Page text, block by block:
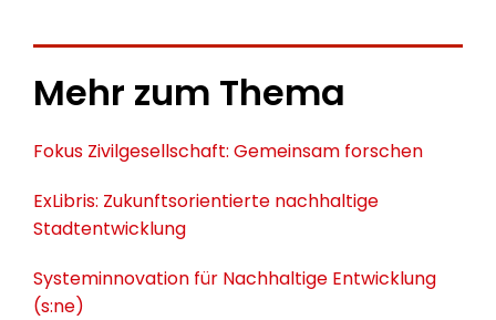
Mehr zum Thema
Fokus Zivilgesellschaft: Gemeinsam forschen
ExLibris: Zukunftsorientierte nachhaltige
Stadtentwicklung
Systeminnovation für Nachhaltige Entwicklung
(s:ne)